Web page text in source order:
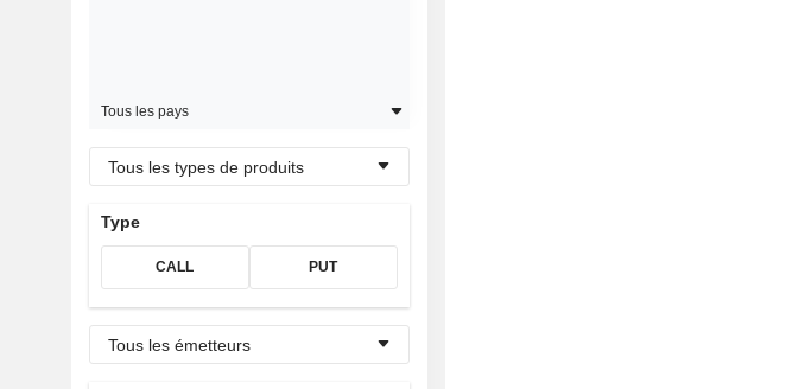
Tous les pays
Tous les types de produits
Type
CALL PUT
Tous les émetteurs